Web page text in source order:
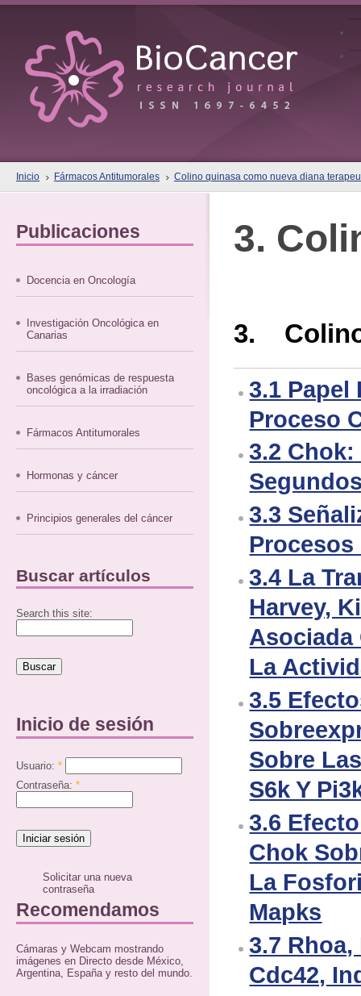
Inicio Fármacos Antitumorales Colino quinasa como nueva diana
Publicaciones
Docencia en Oncología
Investigación Oncológica en
Canarias
Bases genómicas de respuesta
oncológica a la irradiación
Fármacos Antitumorales
Hormonas y cáncer
Principios generales del cáncer
Buscar artículos
Search this site:
Inicio de sesión
Usuario: *
Contraseña: *
Solicitar una nueva
contraseña
Recomendamos
Cámaras y Webcam mostrando
imágenes en Directo desde México,
Argentina, España y resto del mundo.
3.
3.
3.1 Papel
Proceso
3.2
3.3
3.4 La
Harvey,
Asociada
La
3.5
Sobre
S6k Y
3.6
Chok
La
Mapks
3.7 Rhoa,
Cdc42,